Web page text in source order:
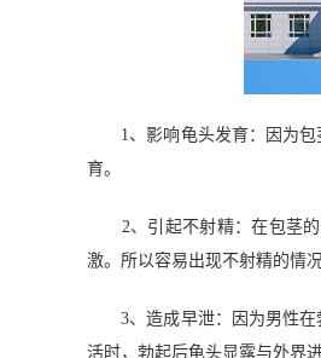
1、影响龟头发育：因为包
育。
2、引起不射精：在包茎的
激。所以容易出现不射精的情
3、造成早泄：因为男性在
活时，勃起后龟头显露与外界